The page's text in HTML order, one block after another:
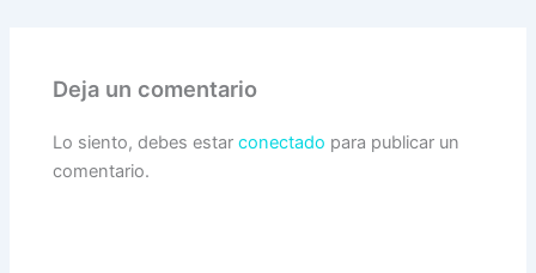
Deja un comentario
Lo siento, debes estarconectado para publicar un
comentario.